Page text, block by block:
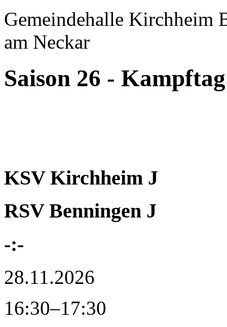
Gemeindehalle Kirchheim
am Neckar
Saison 26 -
KSV Kirchheim J
RSV Benningen J
-:-
28.11.2026
16:30–17:30